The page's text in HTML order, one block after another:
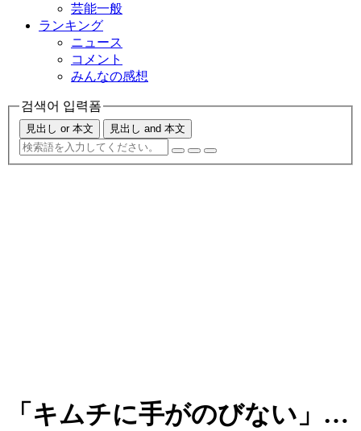
芸能一般
ランキング
ニュース
コメント
みんなの感想
검색어 입력폼
見出し or 本文 見出し and 本文
「キムチに手がのびない」…